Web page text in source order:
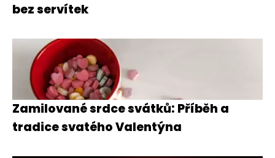
bez servítek
Zamilované srdce svátků: Příběh a
tradice svatého Valentýna